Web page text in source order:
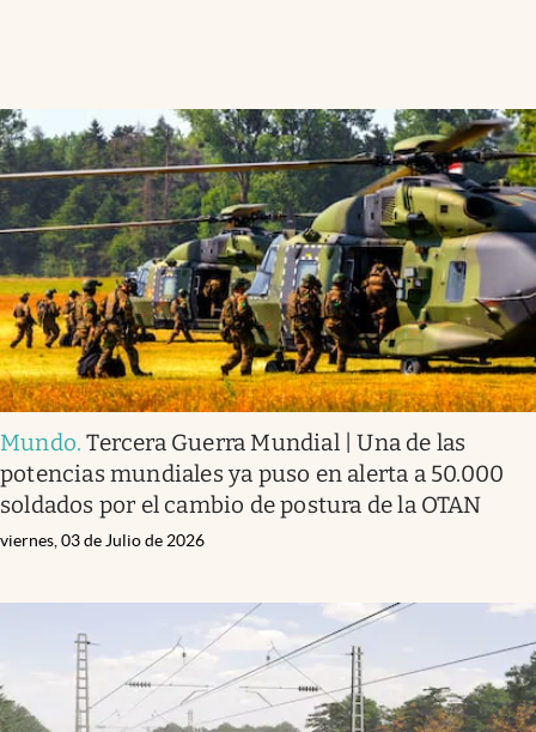
Mundo.Tercera Guerra Mundial | Una de las
potencias mundiales ya puso en alerta a 50.000
soldados por el cambio de postura de la OTAN
viernes, 03 de Julio de 2026